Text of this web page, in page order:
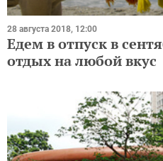
28 августа 2018, 12:00
Едем в отпуск в
отдых на любой вкус